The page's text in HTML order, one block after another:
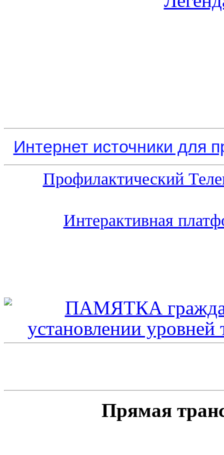
Интернет источники для
Профилактический
Интерактивная
Прямая